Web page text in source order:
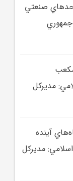
واحدهاي صنعتي
جمهوري
مترمکعب
مديرکل
آينده
مديرکل